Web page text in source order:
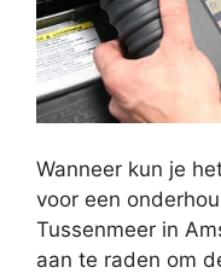
Wanneer kun je
voor een
Tussenmeer in
aan te raden om